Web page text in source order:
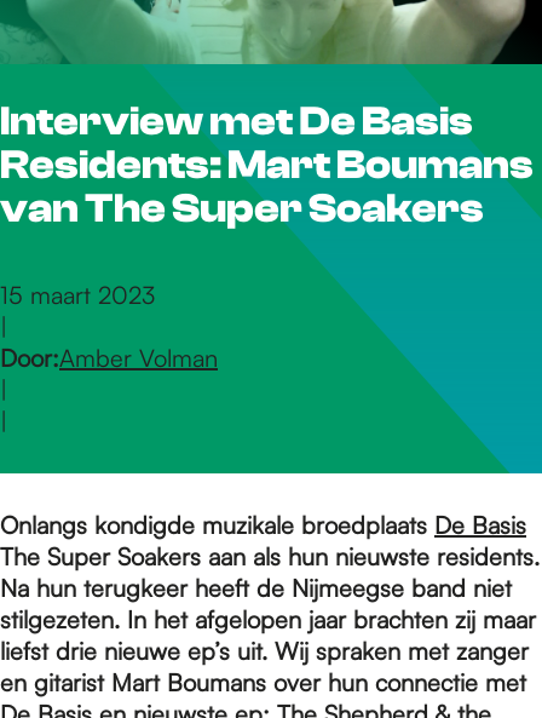
r
d
e
m
e
p
Interview met De Basis
Residents: Mart Boumans
van The Super Soakers
15 maart 2023
|
Door:Amber Volman
|
|
Onlangs kondigde muzikale broedplaats De Basis
The Super Soakers aan als hun nieuwste residents.
Na hun terugkeer heeft de Nijmeegse band niet
stilgezeten. In het afgelopen jaar brachten zij maar
liefst drie nieuwe ep’s uit. Wij spraken met zanger
en gitarist Mart Boumans over hun connectie met